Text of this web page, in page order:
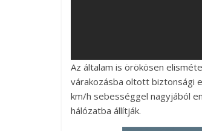
Az általam is örökösen
várakozásba oltott biztonsági
km/h sebességgel nagyjából
hálózatba állítják.